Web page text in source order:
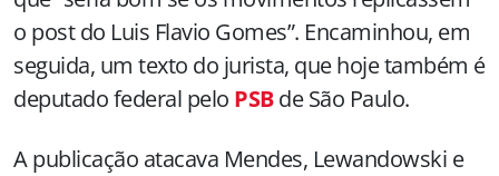
o post do Luis Flavio Gomes”. Encaminhou, em
seguida, um texto do jurista, que hoje também é
deputado federal pelo PSBde São Paulo.
A publicação atacava Mendes, Lewandowski e